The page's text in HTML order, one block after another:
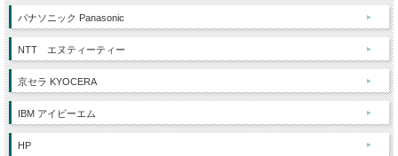
パナソニック Panasonic
NTT エヌティーティー
京セラ KYOCERA
IBM アイビーエム
HP